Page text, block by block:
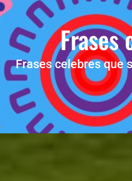
Frases
Frases celebres que